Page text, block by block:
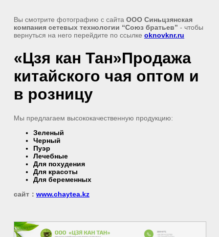
Вы смотрите фотографию с сайта ООО Синьцзянская
компания сетевых технологии “Союз братьев” - чтобы
вернуться на него перейдите по ссылке oknovknr.ru
«Цзя кан Тан»Продажа
китайского чая оптом и
в розницу
Мы предлагаем высококачественную продукцию:
Зеленый
Черный
Пуэр
Лечебные
Для похудения
Для красоты
Для беременных
сайт： www.chaytea.kz